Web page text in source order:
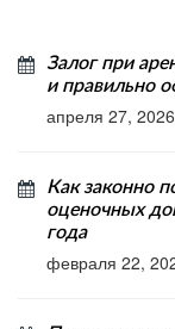
Залог при
и правильно
апреля 27, 2026
Как законно
оценочных
года
февраля 22,